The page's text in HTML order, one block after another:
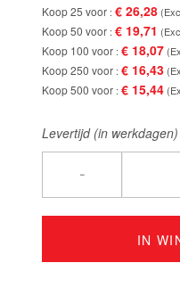
Koop 25 voor € 26,28
Koop 50 voor € 19,71
Koop 100 voor € 18,07
Koop 250 voor € 16,43
Koop 500 voor € 15,44
Levertijd (in
-
IN